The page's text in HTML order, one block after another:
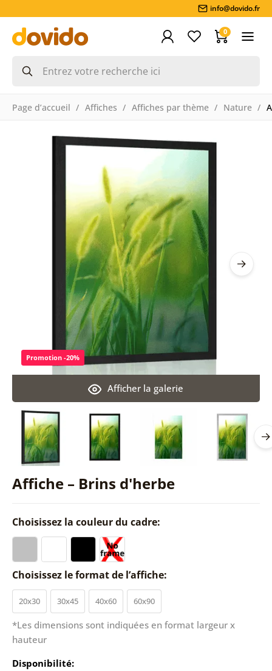
info@dovido.fr
0
Page d’accueil Affiches Affiches par thème Nature
Affiche – Brins d'herbe
Afficher la galerie
Promotion -20%
Choisissez la couleur du cadre:
Choisissez le format de l’affiche:
20x30 30x45 40x60 60x90
*Les dimensions sont indiquées en format largeur x
hauteur
Disponibilité: